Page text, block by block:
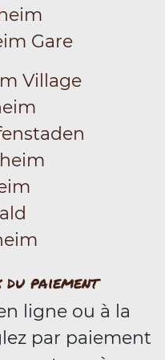
Gare
Village
paiement
ligne ou à la
par paiement